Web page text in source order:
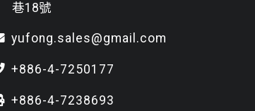
巷18號
yufong.sales@gmail.com
+886-4-7250177
+886-4-7238693